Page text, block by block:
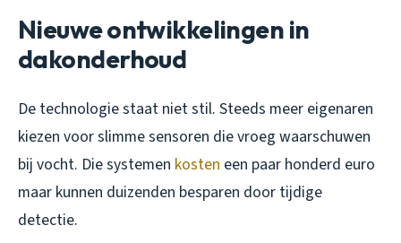
Nieuwe ontwikkelingen in
dakonderhoud
De technologie staat niet stil. Steeds meer eigenaren
kiezen voor slimme sensoren die vroeg waarschuwen
bij vocht. Die systemen kosten een paar honderd euro
maar kunnen duizenden besparen door tijdige
detectie.